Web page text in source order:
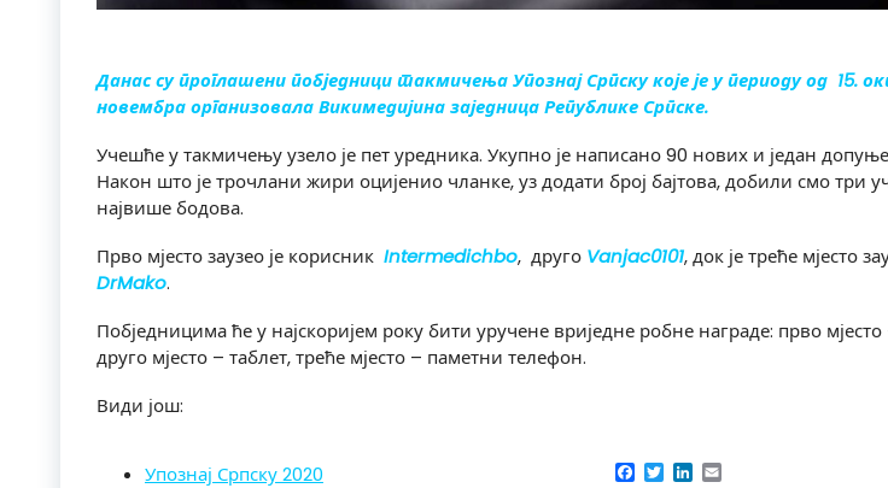
Данас су проглашени побједници такмичења Упознај Српску које је у периоду од 15.
новембра организовала Викимедијина заједница Републике Српске.
Учешће у такмичењу узело је пет уредника. Укупно је написано 90 нових и један
Након што је трочлани жири оцијенио чланке, уз додати број бајтова, добили смо три
највише бодова.
Прво мјесто заузео је корисник Intermedichbo, друго Vanjac0101, док је треће мјесто
DrMako.
Побједницима ће у најскоријем року бити уручене вриједне робне награде: прво
друго мјесто – таблет, треће мјесто – паметни телефон.
Види још:
Упознај Српску 2020 Facebook
TwitterLinkedIn
Email